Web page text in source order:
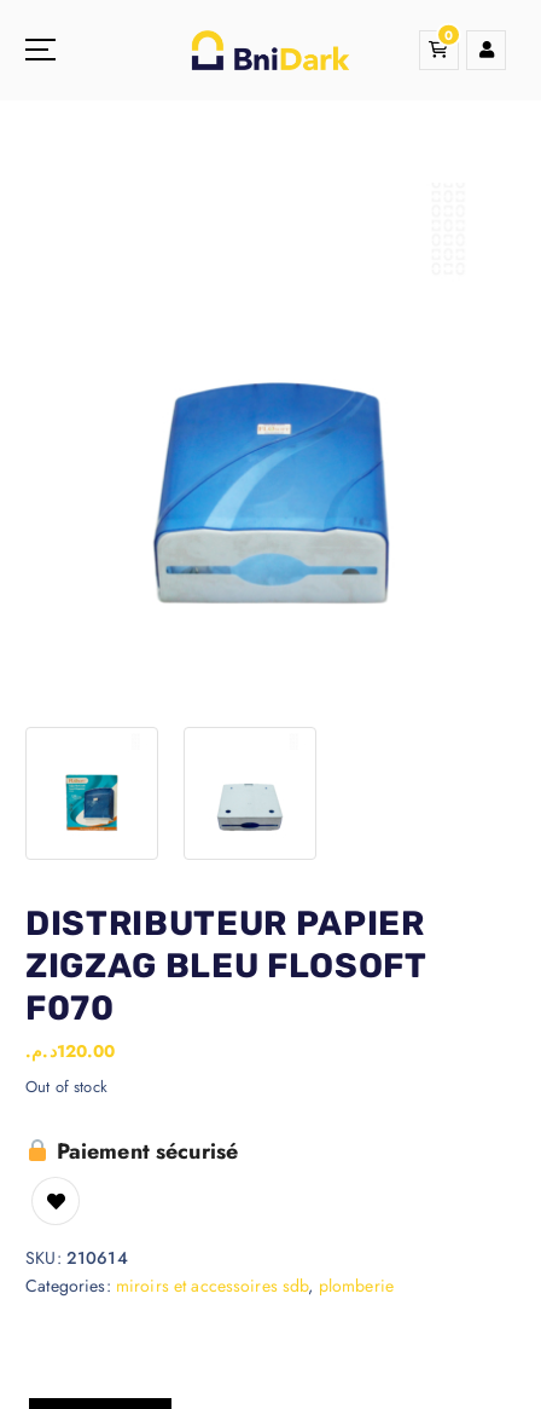
0
DISTRIBUTEUR PAPIER
ZIGZAG BLEU FLOSOFT
F070
120.00د.م.
Out of stock
Paiement sécurisé
SKU: 210614
Categories: miroirs et accessoires sdb, plomberie